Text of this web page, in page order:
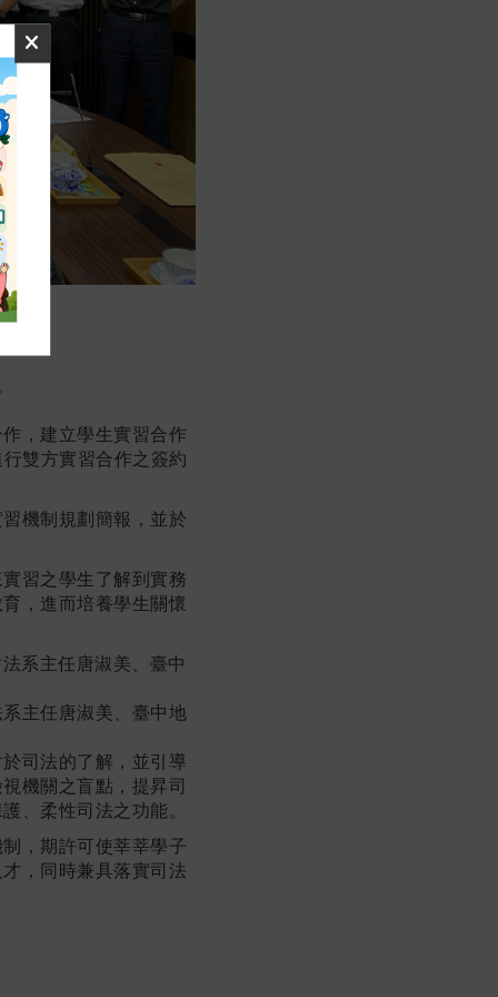
，建立學生實習合作
雙方實習合作之簽約
機制規劃簡報，並於
習之學生了解到實務
，進而培養學生關懷
主任唐淑美、臺中地
司法的了解，並引導
機關之盲點，提昇司
、柔性司法之功能。
，期許可使莘莘學子
，同時兼具落實司法